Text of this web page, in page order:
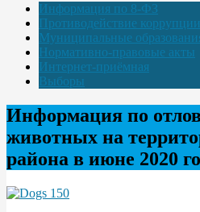
Информация по 8-ФЗ
Противодействие коррупции
Муниципальные
Нормативно-правовые акты
Интернет-приёмная
Выборы
Информация по
животных на
района в июне 2020